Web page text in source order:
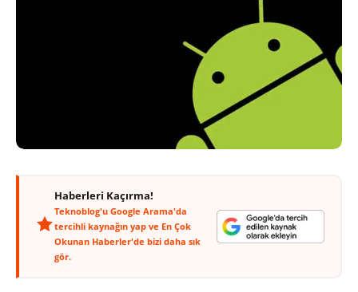
Haberleri Kaçırma!
Teknoblog'u Google Arama'da
tercihli kaynağın yap ve En Çok
Okunan Haberler'de bizi daha sık
gör.